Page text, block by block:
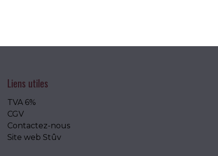
Liens utiles
TVA 6%
CGV
Contactez-nous
Site web Stûv